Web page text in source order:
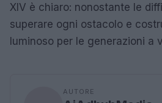
XIV è chiaro: nonostante le
superare ogni ostacolo e
luminoso per le generazioni a
AUTORE